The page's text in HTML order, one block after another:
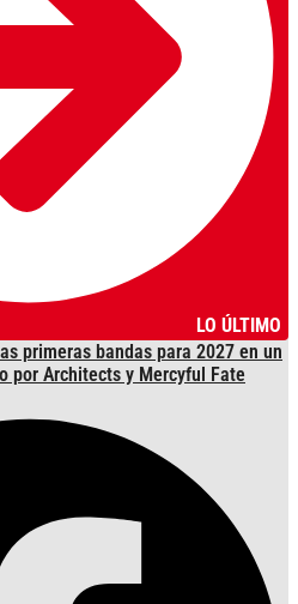
LO ÚLTIMO
primeras bandas para 2027 en un
por Architects y Mercyful Fate